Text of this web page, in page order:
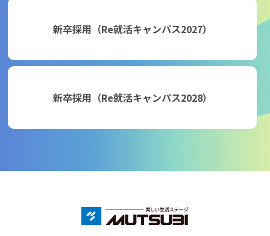
新卒採用（Re就活キャンパス2027）
新卒採用（Re就活キャンパス2028）